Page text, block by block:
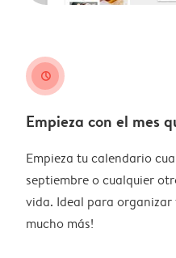
clock
Empieza con el mes
Empieza tu calendario
septiembre o cualquier
vida. Ideal para organizar
mucho más!